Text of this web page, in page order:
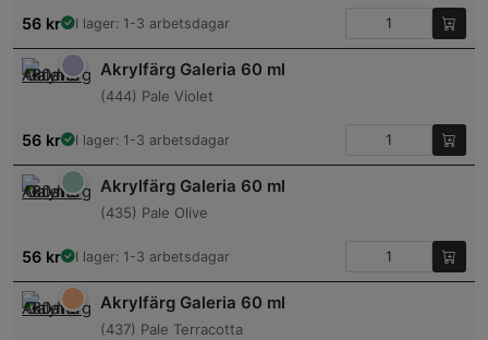
56 kr I lager: 1-3 arbetsdagar
Akrylfärg Galeria 60 ml
(444) Pale Violet
56 kr I lager: 1-3 arbetsdagar
Akrylfärg Galeria 60 ml
(435) Pale Olive
56 kr I lager: 1-3 arbetsdagar
Akrylfärg Galeria 60 ml
(437) Pale Terracotta